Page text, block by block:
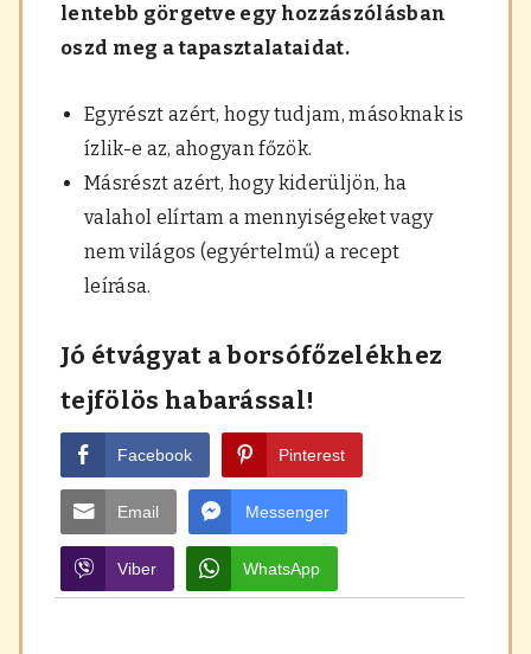
lentebb görgetve egy hozzászólásban
oszd meg a tapasztalataidat.
Egyrészt azért, hogy tudjam, másoknak is
ízlik-e az, ahogyan főzök.
Másrészt azért, hogy kiderüljön, ha
valahol elírtam a mennyiségeket vagy
nem világos (egyértelmű) a recept
leírása.
Jó étvágyat a borsófőzelékhez
tejfölös habarással!
Facebook Pinterest
Email Messenger
Viber WhatsApp